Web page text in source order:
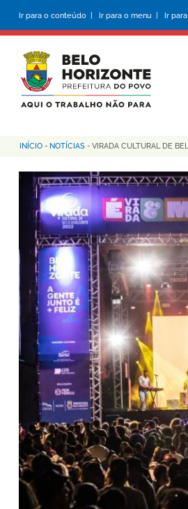
conteúdo
principal
Ir para o conteúdo | Ir para o menu | Ir
Trilha
de
navegação
INÍCIO - NOTÍCIAS - VIRADA CULTURAL DE